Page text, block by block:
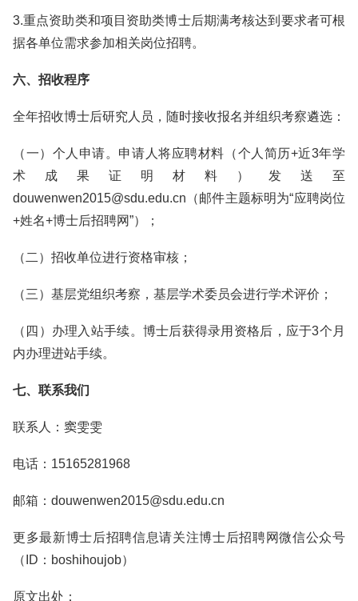
3.重点资助类和项目资助类博士后期满考核达到要求者可根
据各单位需求参加相关岗位招聘。
六、招收程序
全年招收博士后研究人员，随时接收报名并组织考察遴选：
（一）个人申请。申请人将应聘材料（个人简历+近3年学
术成果证明材料）发送至
douwenwen2015@sdu.edu.cn（邮件主题标明为“应聘岗位
+姓名+博士后招聘网”）；
（二）招收单位进行资格审核；
（三）基层党组织考察，基层学术委员会进行学术评价；
（四）办理入站手续。博士后获得录用资格后，应于3个月
内办理进站手续。
七、联系我们
联系人：窦雯雯
电话：15165281968
邮箱：douwenwen2015@sdu.edu.cn
更多最新博士后招聘信息请关注博士后招聘网微信公众号
（ID：boshihoujob）
原文出处：